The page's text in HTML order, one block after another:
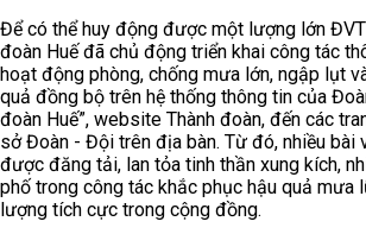
Để có thể huy động được một lượng lớn
đoàn Huế đã chủ động triển khai công tác
hoạt động phòng, chống mưa lớn, ngập lụt
quả đồng bộ trên hệ thống thông tin của
đoàn Huế”, website Thành đoàn, đến các
sở Đoàn - Đội trên địa bàn. Từ đó, nhiều bài
được đăng tải, lan tỏa tinh thần xung kích,
phố trong công tác khắc phục hậu quả mưa
lượng tích cực trong cộng đồng.